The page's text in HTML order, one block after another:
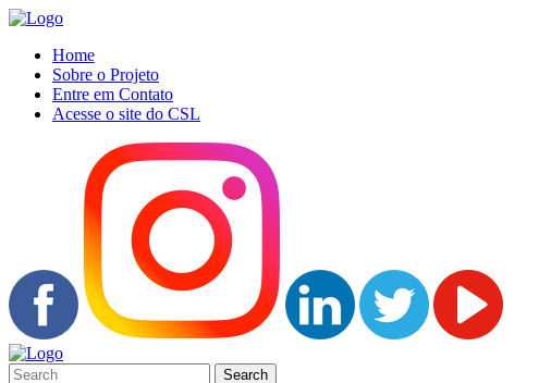
Home
Sobre o Projeto
Entre em Contato
Acesse o site do CSL